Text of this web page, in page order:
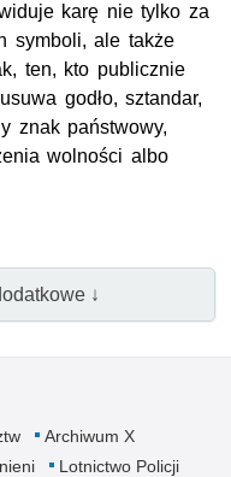
karę nie tylko za
symboli, ale także
ten, kto publicznie
godło, sztandar,
znak państwowy,
wolności albo
↓
Archiwum X
Lotnictwo Policji